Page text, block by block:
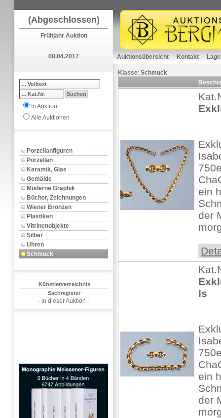
(Abgeschlossen)
Frühjahr Auktion
08.04.2017
In Auktion
Alle Auktionen
Porzellanfiguren
Porzellan
Keramik, Glas
Gemälde
Moderne Graphik
Bücher, Zeichnungen
Wiener Bronzen
Plastiken
Vitrinenobjekte
Silber
Uhren
Schmuck
Künstlerverzeichnis
Sachregister
- in dieser Auktion -
Auktionsübersicht Kontakt
Klasse: Schmuck
ein
der
Is
ein
der